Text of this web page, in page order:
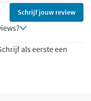
Schrijf jouw review
als eerste een